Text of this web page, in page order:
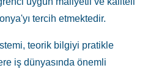
tercih etmektedir.
teorik bilgiyi pratikle
iş dünyasında önemli